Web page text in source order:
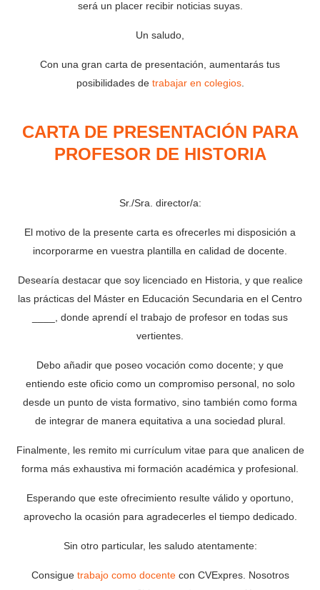
será un placer recibir noticias suyas.
Un saludo,
Con una gran carta de presentación, aumentarás tus
posibilidades de trabajar en colegios.
CARTA DE PRESENTACIÓN PARA
PROFESOR DE HISTORIA
Sr./Sra. director/a:
El motivo de la presente carta es ofrecerles mi disposición a
incorporarme en vuestra plantilla en calidad de docente.
Desearía destacar que soy licenciado en Historia, y que realice
las prácticas del Máster en Educación Secundaria en el Centro
____, donde aprendí el trabajo de profesor en todas sus
vertientes.
Debo añadir que poseo vocación como docente; y que
entiendo este oficio como un compromiso personal, no solo
desde un punto de vista formativo, sino también como forma
de integrar de manera equitativa a una sociedad plural.
Finalmente, les remito mi currículum vitae para que analicen de
forma más exhaustiva mi formación académica y profesional.
Esperando que este ofrecimiento resulte válido y oportuno,
aprovecho la ocasión para agradecerles el tiempo dedicado.
Sin otro particular, les saludo atentamente:
Consigue trabajo como docentecon CVExpres. Nosotros